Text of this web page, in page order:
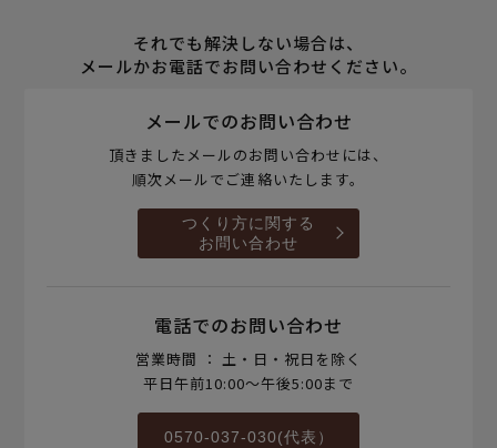
それでも解決しない場合は、
メールかお電話でお問い合わせください。
メールでのお問い合わせ
頂きましたメールのお問い合わせには、
順次メールでご連絡いたします。
つくり方に関する
お問い合わせ
電話でのお問い合わせ
営業時間 ： 土・日・祝日を除く
平日午前10:00～午後5:00まで
0570-037-030(代表）